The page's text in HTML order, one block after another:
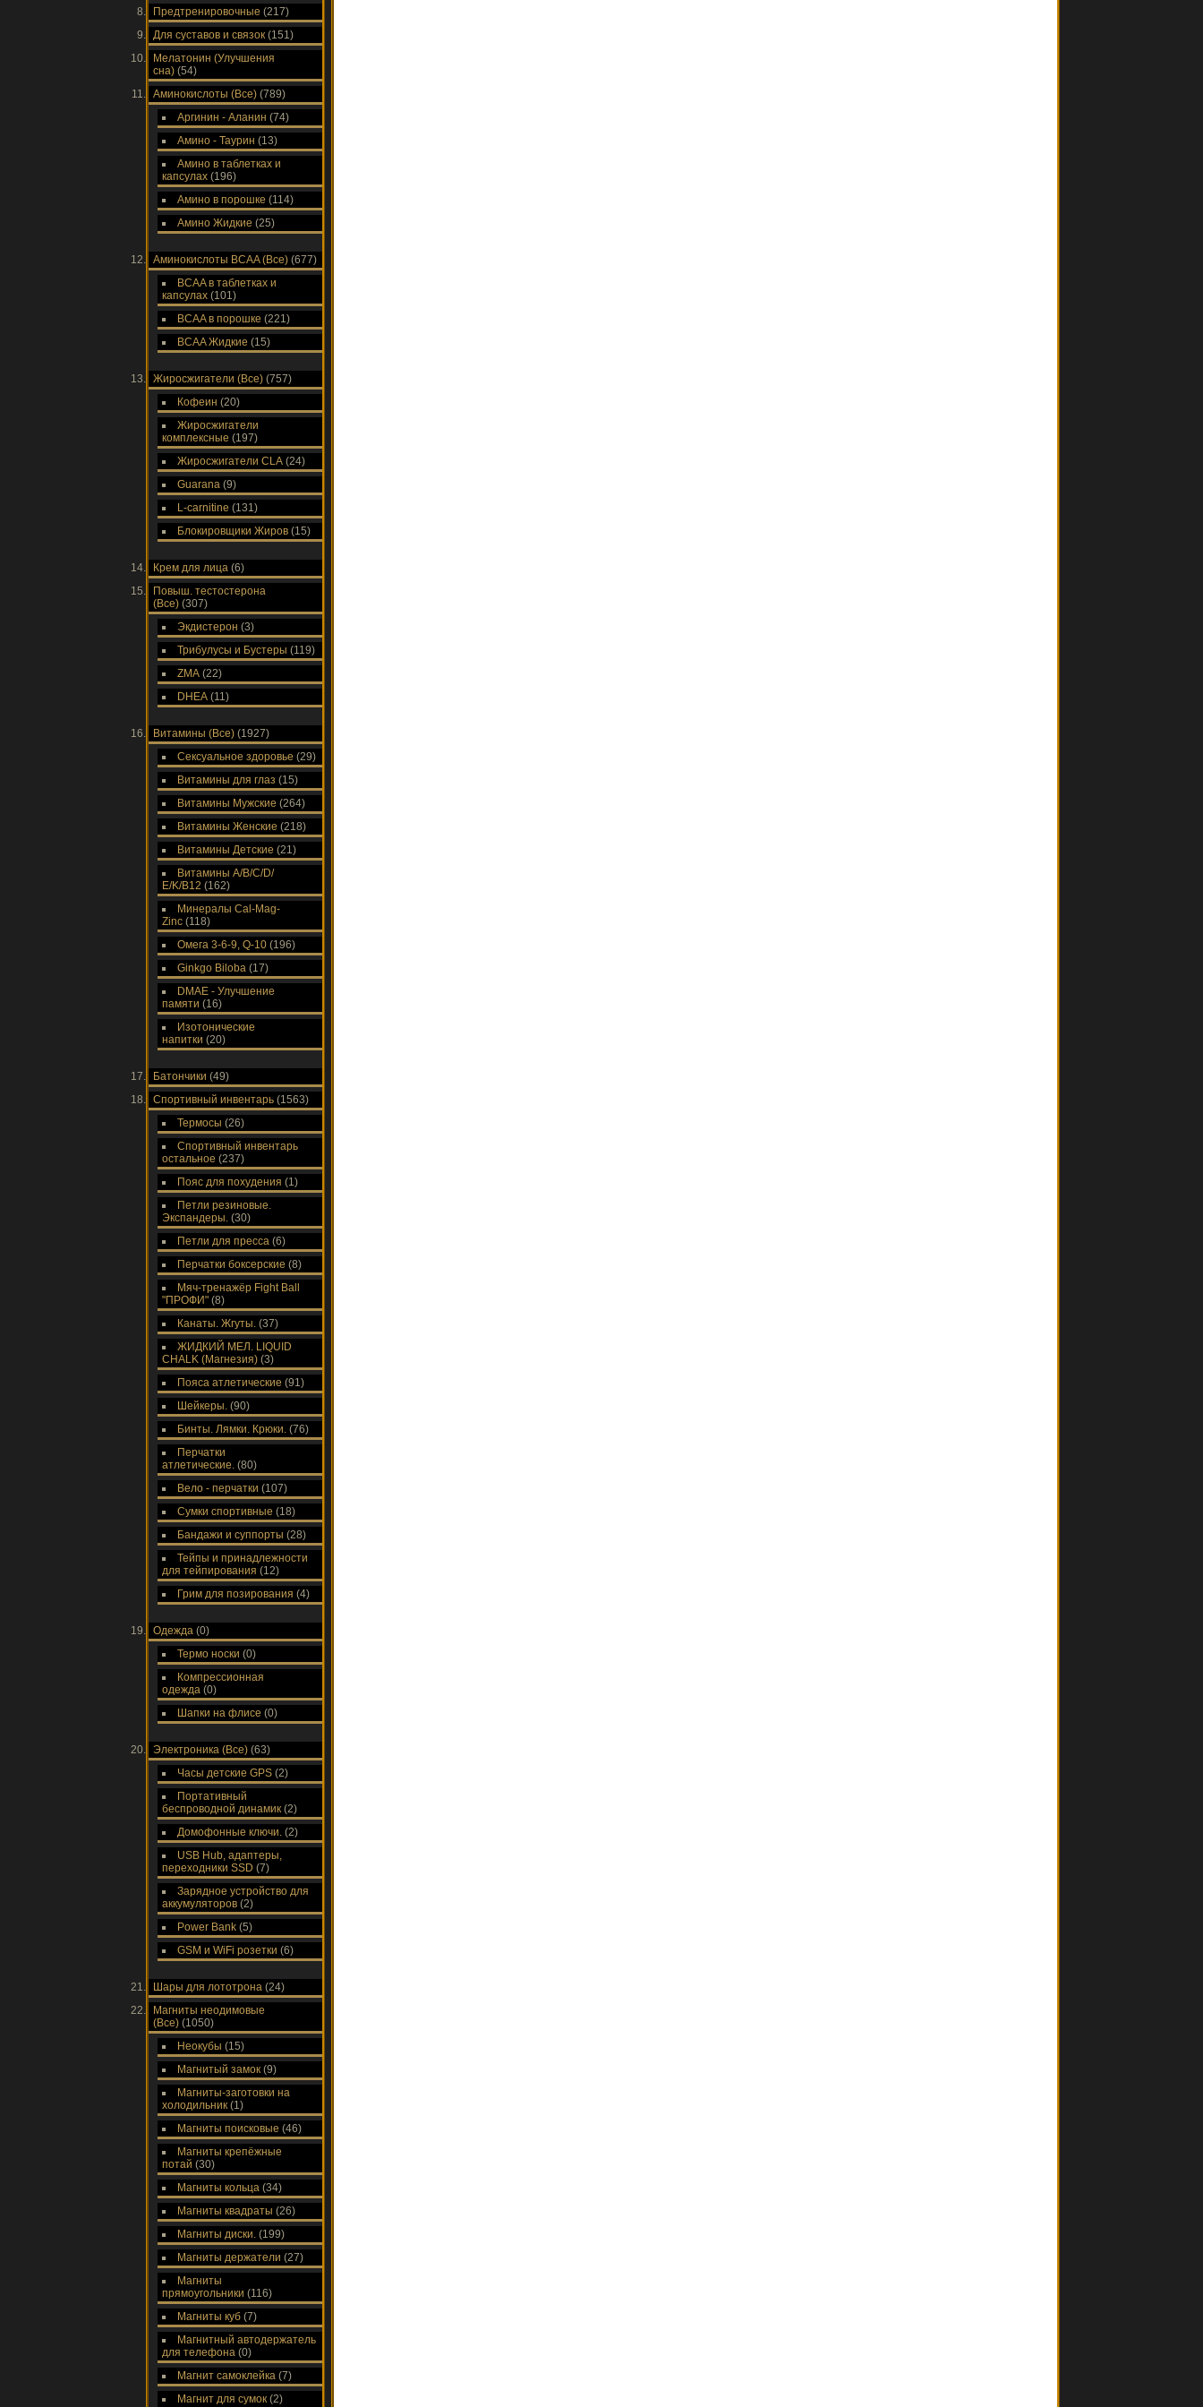
Предтренировочные (217)
Для суставов и связок (151)
Мелатонин (Улучшения
сна) (54)
Аминокислоты (Все) (789)
Аргинин - Аланин (74)
Амино - Таурин (13)
Амино в таблетках и
капсулах (196)
Амино в порошке (114)
Амино Жидкие (25)
Аминокислоты ВСAA (Все) (677)
ВСAA в таблетках и
капсулах (101)
ВСAA в порошке (221)
ВСAA Жидкие (15)
Жиросжигатели (Все) (757)
Кофеин (20)
Жиросжигатели
комплексные (197)
Жиросжигатели CLA (24)
Guarana (9)
L-carnitine (131)
Блокировщики Жиров (15)
Крем для лица (6)
Повыш. тестостерона
(Все) (307)
Экдистерон (3)
Трибулусы и Бустеры (119)
ZMA (22)
DHEA (11)
Витамины (Все) (1927)
Сексуальное здоровье (29)
Витамины для глаз (15)
Витамины Мужские (264)
Витамины Женские (218)
Витамины Детские (21)
Витамины A/В/С/D/
Е/K/B12 (162)
Минералы Cal-Mag-
Zinc (118)
Омега 3-6-9, Q-10 (196)
Ginkgo Biloba (17)
DMAE - Улучшение
памяти (16)
Изотонические
напитки (20)
Батончики (49)
Спортивный инвентарь (1563)
Термосы (26)
Спортивный инвентарь
остальное (237)
Пояс для похудения (1)
Петли резиновые.
Экспандеры. (30)
Петли для пресса (6)
Перчатки боксерские (8)
Мяч-тренажёр Fight Ball
"ПРОФИ" (8)
Канаты. Жгуты. (37)
ЖИДКИЙ МЕЛ. LIQUID
CHALK (Магнезия) (3)
Пояса атлетические (91)
Шейкеры. (90)
Бинты. Лямки. Крюки. (76)
Перчатки
атлетические. (80)
Вело - перчатки (107)
Сумки спортивные (18)
Бандажи и суппорты (28)
Тейпы и принадлежности
для тейпирования (12)
Грим для позирования (4)
Одежда (0)
Термо носки (0)
Компрессионная
одежда (0)
Шапки на флисе (0)
Электроника (Все) (63)
Часы детские GPS (2)
Портативный
беспроводной динамик (2)
Домофонные ключи. (2)
USB Hub, адаптеры,
переходники SSD (7)
Зарядное устройство для
аккумуляторов (2)
Power Bank (5)
GSM и WiFi розетки (6)
Шары для лототрона (24)
Магниты неодимовые
(Все) (1050)
Неокубы (15)
Магнитый замок (9)
Магниты-заготовки на
холодильник (1)
Магниты поисковые (46)
Магниты крепёжные
потай (30)
Магниты кольца (34)
Магниты квадраты (26)
Магниты диски. (199)
Магниты держатели (27)
Магниты
прямоугольники (116)
Магниты куб (7)
Магнитный автодержатель
для телефона (0)
Магнит самоклейка (7)
Магнит для сумок (2)